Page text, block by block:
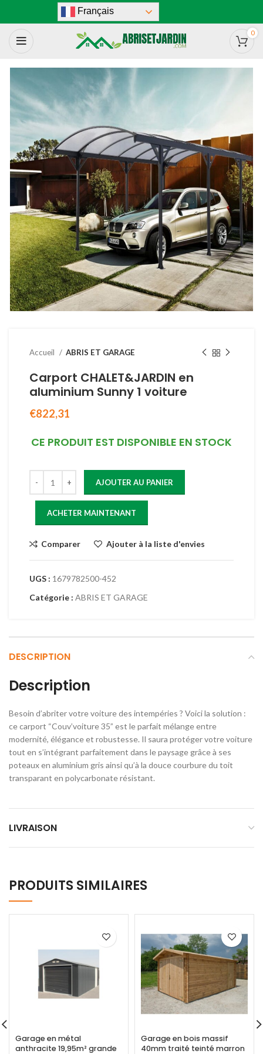
Français
0
Accueil ABRIS ET GARAGE
Carport CHALET&JARDIN en
aluminium Sunny 1 voiture
€822,31
CE PRODUIT EST DISPONIBLE EN STOCK
AJOUTER AU PANIER
ACHETER MAINTENANT
Comparer Ajouter à la liste d'envies
UGS : 1679782500-452
Catégorie : ABRIS ET GARAGE
DESCRIPTION
Description
Besoin d’abriter votre voiture des intempéries ? Voici la solution :
ce carport “Couv’voiture 35” est le parfait mélange entre
modernité, élégance et robustesse. Il saura protéger votre voiture
tout en s’intégrant parfaitement dans le paysage grâce à ses
poteaux en aluminium gris ainsi qu’à la douce courbure du toit
transparant en polycarbonate résistant.
LIVRAISON
PRODUITS SIMILAIRES
Garage en métal
anthracite 19,95m² grande
Garage en bois massif
40mm traité teinté marron